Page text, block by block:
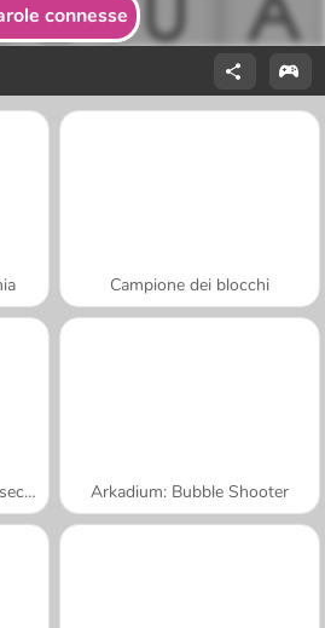
connesse
Campione dei blocchi
Dimensione mahjong: 470 secondi Arkadium: Bubble Shooter